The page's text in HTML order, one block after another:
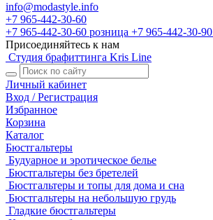
info@modastyle.info
+7 965-442-30-60
+7 965-442-30-60 розница +7 965-442-30-90
Присоединяйтесь к нам
Студия брафиттинга Kris Line
Личный кабинет
Вход / Регистрация
Избранное
Корзина
Каталог
Бюстгальтеры
Будуарное и эротическое белье
Бюстгальтеры без бретелей
Бюстгальтеры и топы для дома и сна
Бюстгальтеры на небольшую грудь
Гладкие бюстгальтеры